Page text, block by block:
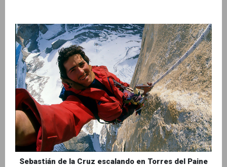
Sebastián de la Cruz escalando en Torres del Paine